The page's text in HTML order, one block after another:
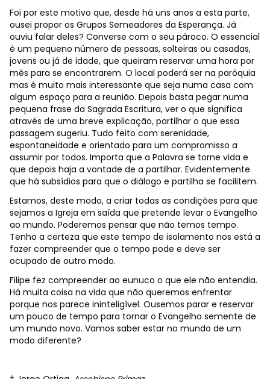
Foi por este motivo que, desde há uns anos a esta parte,
ousei propor os Grupos Semeadores da Esperança. Já
ouviu falar deles? Converse com o seu pároco. O essencial
é um pequeno número de pessoas, solteiras ou casadas,
jovens ou já de idade, que queiram reservar uma hora por
mês para se encontrarem. O local poderá ser na paróquia
mas é muito mais interessante que seja numa casa com
algum espaço para a reunião. Depois basta pegar numa
pequena frase da Sagrada Escritura, ver o que significa
através de uma breve explicação, partilhar o que essa
passagem sugeriu. Tudo feito com serenidade,
espontaneidade e orientado para um compromisso a
assumir por todos. Importa que a Palavra se torne vida e
que depois haja a vontade de a partilhar. Evidentemente
que há subsídios para que o diálogo e partilha se facilitem.
Estamos, deste modo, a criar todas as condições para que
sejamos a Igreja em saída que pretende levar o Evangelho
ao mundo. Poderemos pensar que não temos tempo.
Tenho a certeza que este tempo de isolamento nos está a
fazer compreender que o tempo pode e deve ser
ocupado de outro modo.
Filipe fez compreender ao eunuco o que ele não entendia.
Há muita coisa na vida que não queremos enfrentar
porque nos parece ininteligível. Ousemos parar e reservar
um pouco de tempo para tornar o Evangelho semente de
um mundo novo. Vamos saber estar no mundo de um
modo diferente?